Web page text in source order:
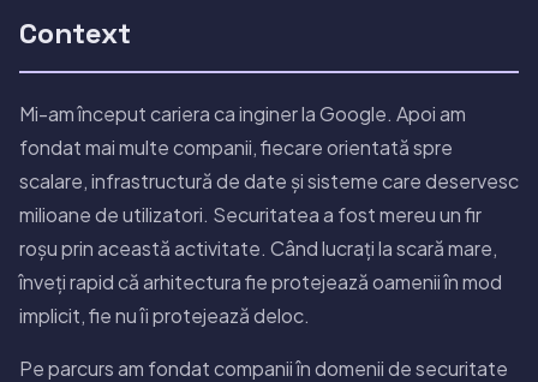
Context
Mi-am început cariera ca inginer la Google. Apoi am
fondat mai multe companii, fiecare orientată spre
scalare, infrastructură de date și sisteme care deservesc
milioane de utilizatori. Securitatea a fost mereu un fir
roșu prin această activitate. Când lucrați la scară mare,
înveți rapid că arhitectura fie protejează oamenii în mod
implicit, fie nu îi protejează deloc.
Pe parcurs am fondat companii în domenii de securitate